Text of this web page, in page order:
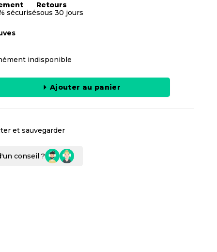
sécurisé
Retours
sous 30 jours
indisponible
Ajouter au panier
et sauvegarder
conseil ?